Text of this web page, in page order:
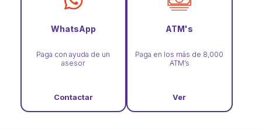
WhatsApp
Paga con ayuda de un
asesor
Contactar
ATM's
Paga en los más de 8,000
ATM’s
Ver